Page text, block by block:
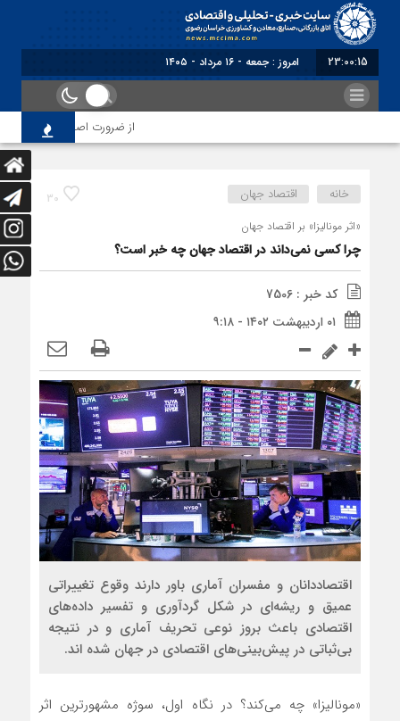
23:00:15 برابر با : Friday - 7 August - 2026
از ضرورت اصلاح رویه‌های
30 خانه اقتصاد جهان
«اثر مونالیزا» بر اقتصاد جهان
چرا کسی نمی‌داند در اقتصاد جهان چه خبر است؟
کد خبر : 7506
۰۱ اردیبهشت ۱۴۰۲ - ۹:۱۸
اقتصاددانان و مفسران آماری باور دارند وقوع تغییراتی
عمیق و ریشه‌ای در شکل گردآوری و تفسیر داده‌های
اقتصادی باعث بروز نوعی تحریف آماری و در نتیجه
بی‌ثباتی در پیش‌بینی‌های اقتصادی در جهان شده اند.
«مونالیزا» چه می‌کند؟ در نگاه اول، سوژه مشهورترین اثر